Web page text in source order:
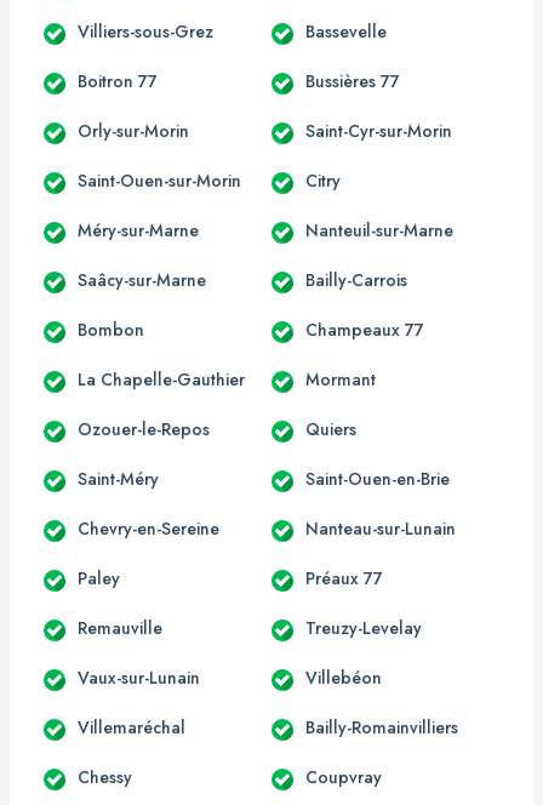
Villiers-sous-Grez Bassevelle
Boitron 77 Bussières 77
Orly-sur-Morin Saint-Cyr-sur-Morin
Saint-Ouen-sur-Morin Citry
Méry-sur-Marne Nanteuil-sur-Marne
Saâcy-sur-Marne Bailly-Carrois
Bombon Champeaux 77
La Chapelle-Gauthier Mormant
Ozouer-le-Repos Quiers
Saint-Méry Saint-Ouen-en-Brie
Chevry-en-Sereine Nanteau-sur-Lunain
Paley Préaux 77
Remauville Treuzy-Levelay
Vaux-sur-Lunain Villebéon
Villemaréchal Bailly-Romainvilliers
Chessy Coupvray